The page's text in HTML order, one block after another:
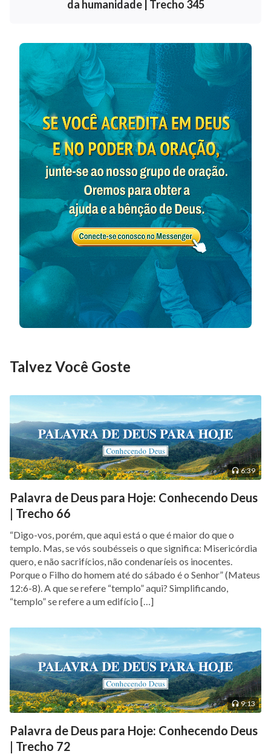
criados, acima de qualquer homem que possa realizar
todos os que possuem a humanidade, somente Ele é o
Próprio Deus encarnado — todos os outros são seres
humanos criados. Ainda que todos tenham
humanidade, as criaturas humanas não são nada além
de humanos, enquanto o Deus encarnado é
diferente: em Sua carne Ele não apenas tem a
humanidade, mas, o que é mais importante, tem a
divindade. Sua humanidade pode ser vista em Sua
aparência exterior e em Sua vida diária, mas Sua
divindade era difícil de perceber. Porque Sua
divindade somente é expressa enquanto Ele tem
humanidade, e não é tão sobrenatural quanto as
pessoas imaginam que seja, fica extremamente difícil
para as pessoas perceberem. Mesmo hoje é muito
difícil que as pessoas entendam a verdadeira essência
do Deus encarnado. De fato, depois de tanto ter
muito simples: uma vez que Deus Se torna carne, Sua
divindade. Essa combinação é chamada de Próprio
Deus, Próprio Deus na terra.
A Palavra, vol. 1: A aparição e a obra de Deus, “A essência da
carne habitada por Deus”
da humanidade | Trecho 345
Talvez Você Goste
6:39
Palavra de Deus para Hoje: Conhecendo Deus
| Trecho 66
“Digo-vos, porém, que aqui está o que é maior do que o
templo. Mas, se vós soubésseis o que significa: Misericórdia
quero, e não sacrifícios, não condenaríeis os inocentes.
Porque o Filho do homem até do sábado é o Senhor” (Mateus
12:6-8). A que se refere “templo” aqui? Simplificando,
“templo” se refere a um edifício […]
9:13
Palavra de Deus para Hoje: Conhecendo Deus
| Trecho 72